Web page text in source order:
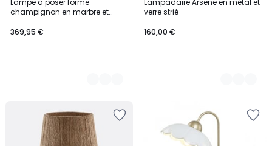
Lampe à poser forme
champignon en marbre et
369,95 €
Couleurs
Lampadaire Arsène en métal et
verre strié
160,00 €
Couleurs